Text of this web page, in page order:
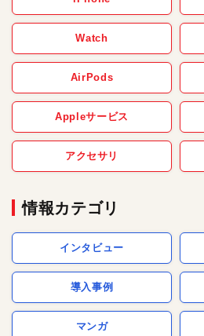
Watch
AirPods
Appleサービス
アクセサリ
情報カテゴリ
インタビュー
導入事例
マンガ